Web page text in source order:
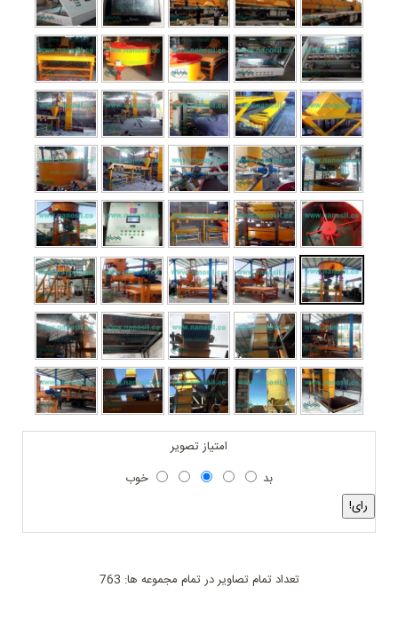
امتیاز تصویر
بد
خوب
تعداد تمام تصاویر در تمام مجموعه ها: 763